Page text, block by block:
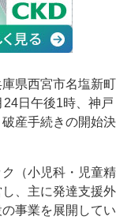
県西宮市名塩新町
日午後1時、神戸
産手続きの開始決
（小児科・児童精
、主に発達支援外
事業を展開してい